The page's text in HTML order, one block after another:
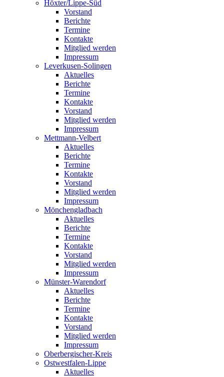
Höxter/Lippe-Süd
Vorstand
Berichte
Termine
Kontakte
Mitglied werden
Impressum
Leverkusen-Solingen
Aktuelles
Berichte
Termine
Kontakte
Vorstand
Mitglied werden
Impressum
Mettmann-Velbert
Aktuelles
Berichte
Termine
Kontakte
Vorstand
Mitglied werden
Impressum
Mönchengladbach
Aktuelles
Berichte
Termine
Kontakte
Vorstand
Mitglied werden
Impressum
Münster-Warendorf
Aktuelles
Berichte
Termine
Kontakte
Vorstand
Mitglied werden
Impressum
Oberbergischer-Kreis
Ostwestfalen-Lippe
Aktuelles